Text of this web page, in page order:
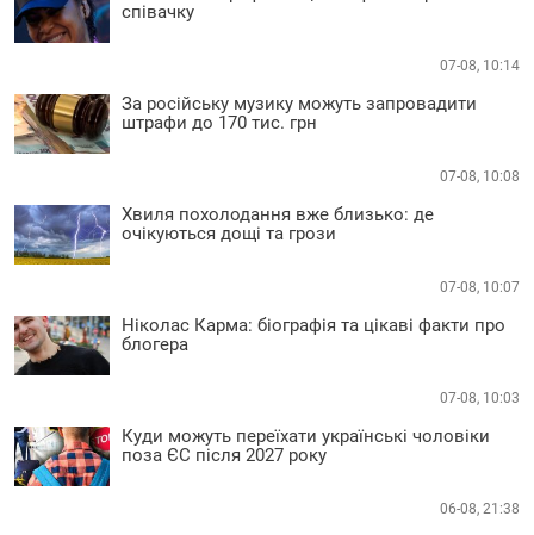
співачку
07-08, 10:14
За російську музику можуть запровадити
штрафи до 170 тис. грн
07-08, 10:08
Хвиля похолодання вже близько: де
очікуються дощі та грози
07-08, 10:07
Ніколас Карма: біографія та цікаві факти про
блогера
07-08, 10:03
Куди можуть переїхати українські чоловіки
поза ЄС після 2027 року
06-08, 21:38